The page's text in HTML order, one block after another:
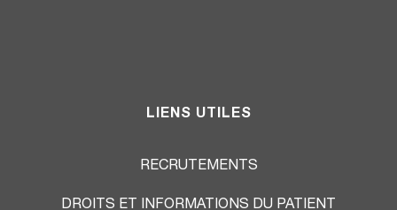
LIENS UTILES
RECRUTEMENTS
DROITS ET INFORMATIONS DU PATIENT